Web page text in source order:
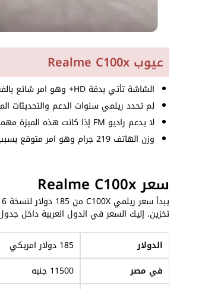
عيوب Realme C100x
الشاشة تأتي بدقة HD+ وهو امر شائع بالفئة الاقتصادية.
لم تحدد ريلمي سنوات الدعم والتحديثات
لا يدعم راديو FM إذا كانت هذه الميزة مهمة بالنسبة لك.
وزن الهاتف 219 جرام وهو امر متوقع بسبب سعة البطارية.
سعر Realme C100x
تخزين. إليك السعر في الدول العربية داخل جدول
الدولار
185 دولار امريكي
في مصر
11500 جنيه